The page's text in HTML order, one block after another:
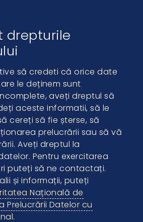
drepturile
să credeti că orice date
le deținem sunt
aveți dreptul să
aceste informatii, să le
cereți să fie șterse, să
prelucrării sau să vă
Aveți dreptul la
Pentru exercitarea
puteți să ne contactați.
și informații, puteți
Națională de
Prelucrării Datelor cu
.